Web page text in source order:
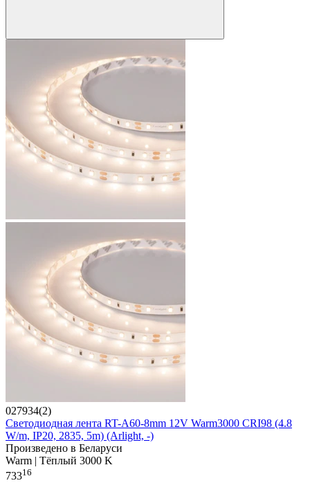
027934(2)
Светодиодная лента RT-A60-8mm 12V Warm3000 CRI98 (4.8
W/m, IP20, 2835, 5m) (Arlight, -)
Произведено в Беларуси
Warm | Тёплый 3000 K
73316